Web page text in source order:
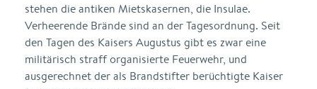
stehen die antiken Mietskasernen, die Insulae.
Verheerende Brände sind an der Tagesordnung. Seit
den Tagen des Kaisers Augustus gibt es zwar eine
militärisch straff organisierte Feuerwehr, und
ausgerechnet der als Brandstifter berüchtigte Kaiser